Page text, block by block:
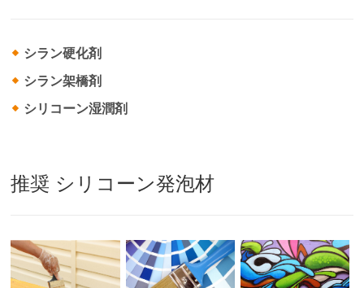
シラン硬化剤
シラン架橋剤
シリコーン湿潤剤
推奨 シリコーン発泡材